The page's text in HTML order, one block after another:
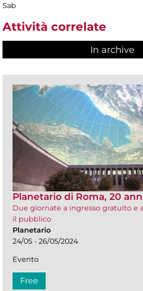
Sab
Attività correlate
In archive
Planetario di Roma, 20
Due giornate a ingresso gratuito e
il pubblico
Planetario
24/05 - 26/05/2024
Evento
Free